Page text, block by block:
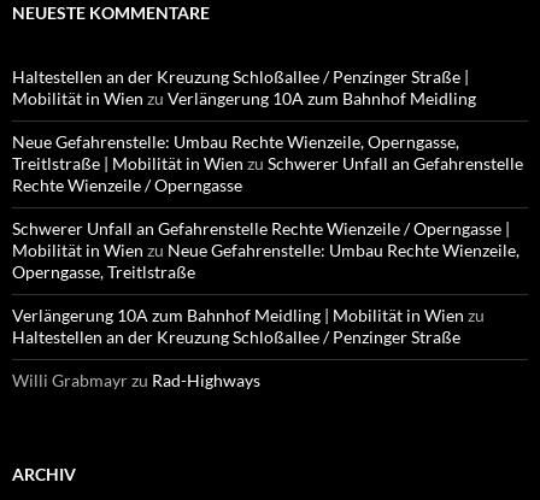
NEUESTE KOMMENTARE
Haltestellen an der Kreuzung Schloßallee / Penzinger Straße |
Mobilität in Wien zu Verlängerung 10A zum Bahnhof Meidling
Neue Gefahrenstelle: Umbau Rechte Wienzeile, Operngasse,
Treitlstraße | Mobilität in Wien zu Schwerer Unfall an Gefahrenstelle
Rechte Wienzeile / Operngasse
Schwerer Unfall an Gefahrenstelle Rechte Wienzeile / Operngasse |
Mobilität in Wien zu Neue Gefahrenstelle: Umbau Rechte Wienzeile,
Operngasse, Treitlstraße
Verlängerung 10A zum Bahnhof Meidling | Mobilität in Wien zu
Haltestellen an der Kreuzung Schloßallee / Penzinger Straße
Willi Grabmayrzu Rad-Highways
ARCHIV